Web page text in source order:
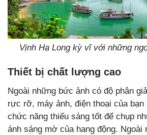
Vịnh Hạ Long kỳ vĩ với những
Thiết bị chất lượng cao
Ngoài những bức ảnh có độ phân
rực rỡ, máy ảnh, điện thoại của
chức năng thiếu sáng tốt để chụp
ánh sáng mờ của hang động. Ngoài